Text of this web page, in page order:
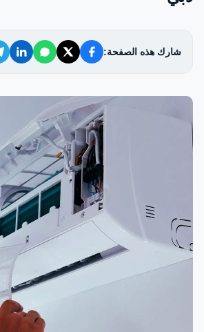
الأسئلة الشائعة
EN — English Version
شارك هذه الصفحة: